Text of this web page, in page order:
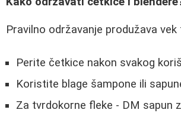
Pravilno održavanje produžava vek
Perite četkice nakon svakog
Koristite blage šampone ili
Za tvrdokorne fleke - DM sapun